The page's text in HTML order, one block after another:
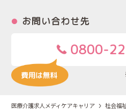
お問い合わせ先
0800-
医療介護求人メディケアキャリア 社会福